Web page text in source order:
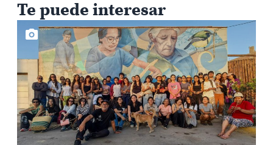
Te puede interesar